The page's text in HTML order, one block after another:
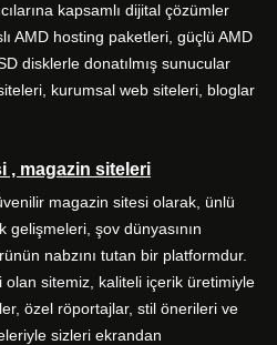
kapsamlı dijital çözümler
AMD hosting paketleri, güçlü AMD
disklerle donatılmış sunucular
kurumsal web siteleri, bloglar
, magazin siteleri
magazin sitesi olarak, ünlü
gelişmeleri, şov dünyasının
nabzını tutan bir platformdur.
sitemiz, kaliteli içerik üretimiyle
özel röportajlar, stil önerileri ve
sizleri ekrandan